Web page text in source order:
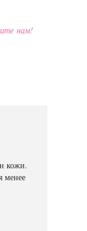
нам!
кожи.
менее